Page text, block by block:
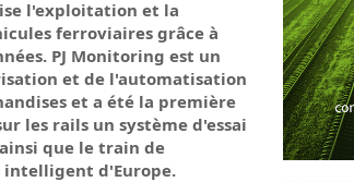
l'exploitation et la
ferroviaires grâce à
PJ Monitoring est un
et de l'automatisation
et a été la première
les rails un système d'essai
que le train de
intelligent d'Europe.